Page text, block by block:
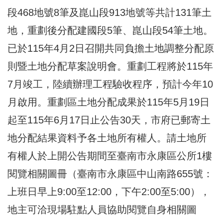
段468地號8筆及崑山段913地號等共計131筆土
地，重劃後分配建國段5筆、崑山段54筆土地。
已於115年4月2日召開共同負擔土地調整分配原
則暨土地分配草案說明會。重劃工程將於115年
7月竣工，陸續辦理工程驗收程序，預計今年10
月啟用。重劃區土地分配成果於115年5月19日
起至115年6月17日止公告30天，市府已郵寄土
地分配結果資料予各土地所有權人。請土地所
有權人於上開公告期間至臺南市永康區公所1樓
閱覽相關圖冊（臺南市永康區中山南路655號：
上班日早上9:00至12:00，下午2:00至5:00），
地主可洽現場駐點人員協助閱覽自身相關圖